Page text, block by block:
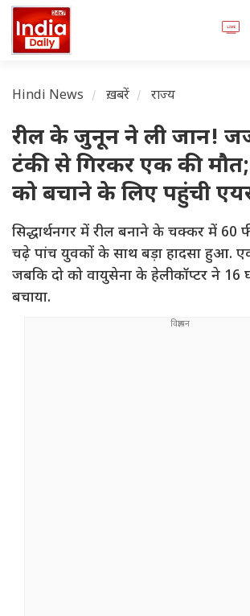
Hindi News ख़बरें राज्य
रील के जुनून ने ली जान!
टंकी से गिरकर एक की
को बचाने के लिए पहुंची
सिद्धार्थनगर में रील बनाने के चक्कर में 60
चढ़े पांच युवकों के साथ बड़ा हादसा हुआ.
जबकि दो को वायुसेना के हेलीकॉप्टर ने 16
बचाया.